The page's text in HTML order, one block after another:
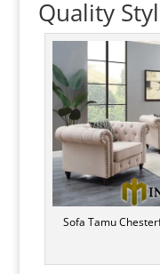
Quality
Sofa Tamu